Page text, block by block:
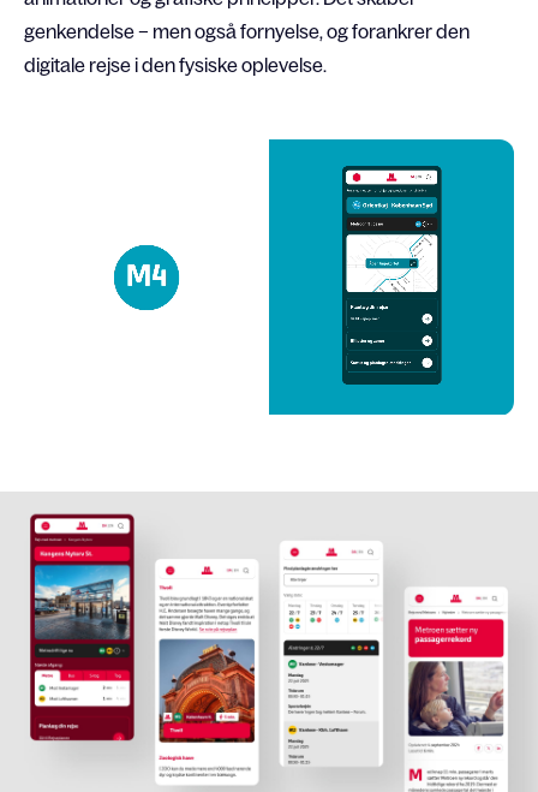
genkendelse – men også fornyelse, og forankrer den
digitale rejse i den fysiske oplevelse.